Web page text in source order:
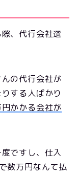
、代行会社選
の代行会社が
する人ばかり
かかる会社が
ですし、仕入
数万円なんて払